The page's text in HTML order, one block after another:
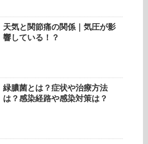
天気と関節痛の関係｜気圧が影
響している！？
緑膿菌とは？症状や治療方法
は？感染経路や感染対策は？